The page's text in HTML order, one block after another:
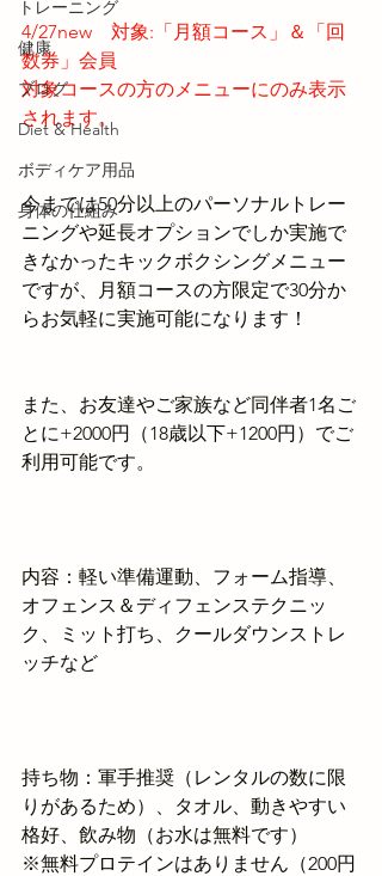
トレーニング
健康
ブログ
Diet & Health
ボディケア用品
身体の仕組み
4/27new　対象:「月額コース」＆「回
数券」会員
対象コースの方のメニューにのみ表示
されます。
今までは50分以上のパーソナルトレー
ニングや延長オプションでしか実施で
きなかったキックボクシングメニュー
ですが、月額コースの方限定で30分か
らお気軽に実施可能になります！
また、お友達やご家族など同伴者1名ご
とに+2000円（18歳以下+1200円）でご
利用可能です。
内容：軽い準備運動、フォーム指導、
オフェンス＆ディフェンステクニッ
ク、ミット打ち、クールダウンストレ
ッチなど
持ち物：軍手推奨（レンタルの数に限
りがあるため）、タオル、動きやすい
格好、飲み物（お水は無料です）
※無料プロテインはありません（200円